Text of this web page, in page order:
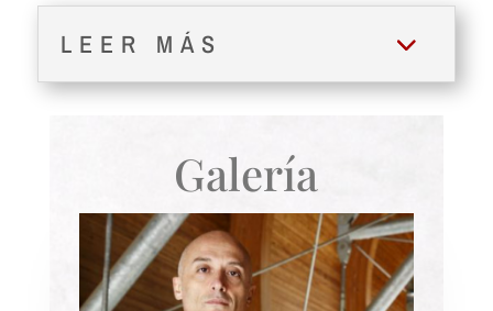
LEER MÁS
Galería